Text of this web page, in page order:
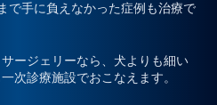
で手に負えなかった症例も治療で
ージェリーなら、犬よりも細い
次診療施設でおこなえます。